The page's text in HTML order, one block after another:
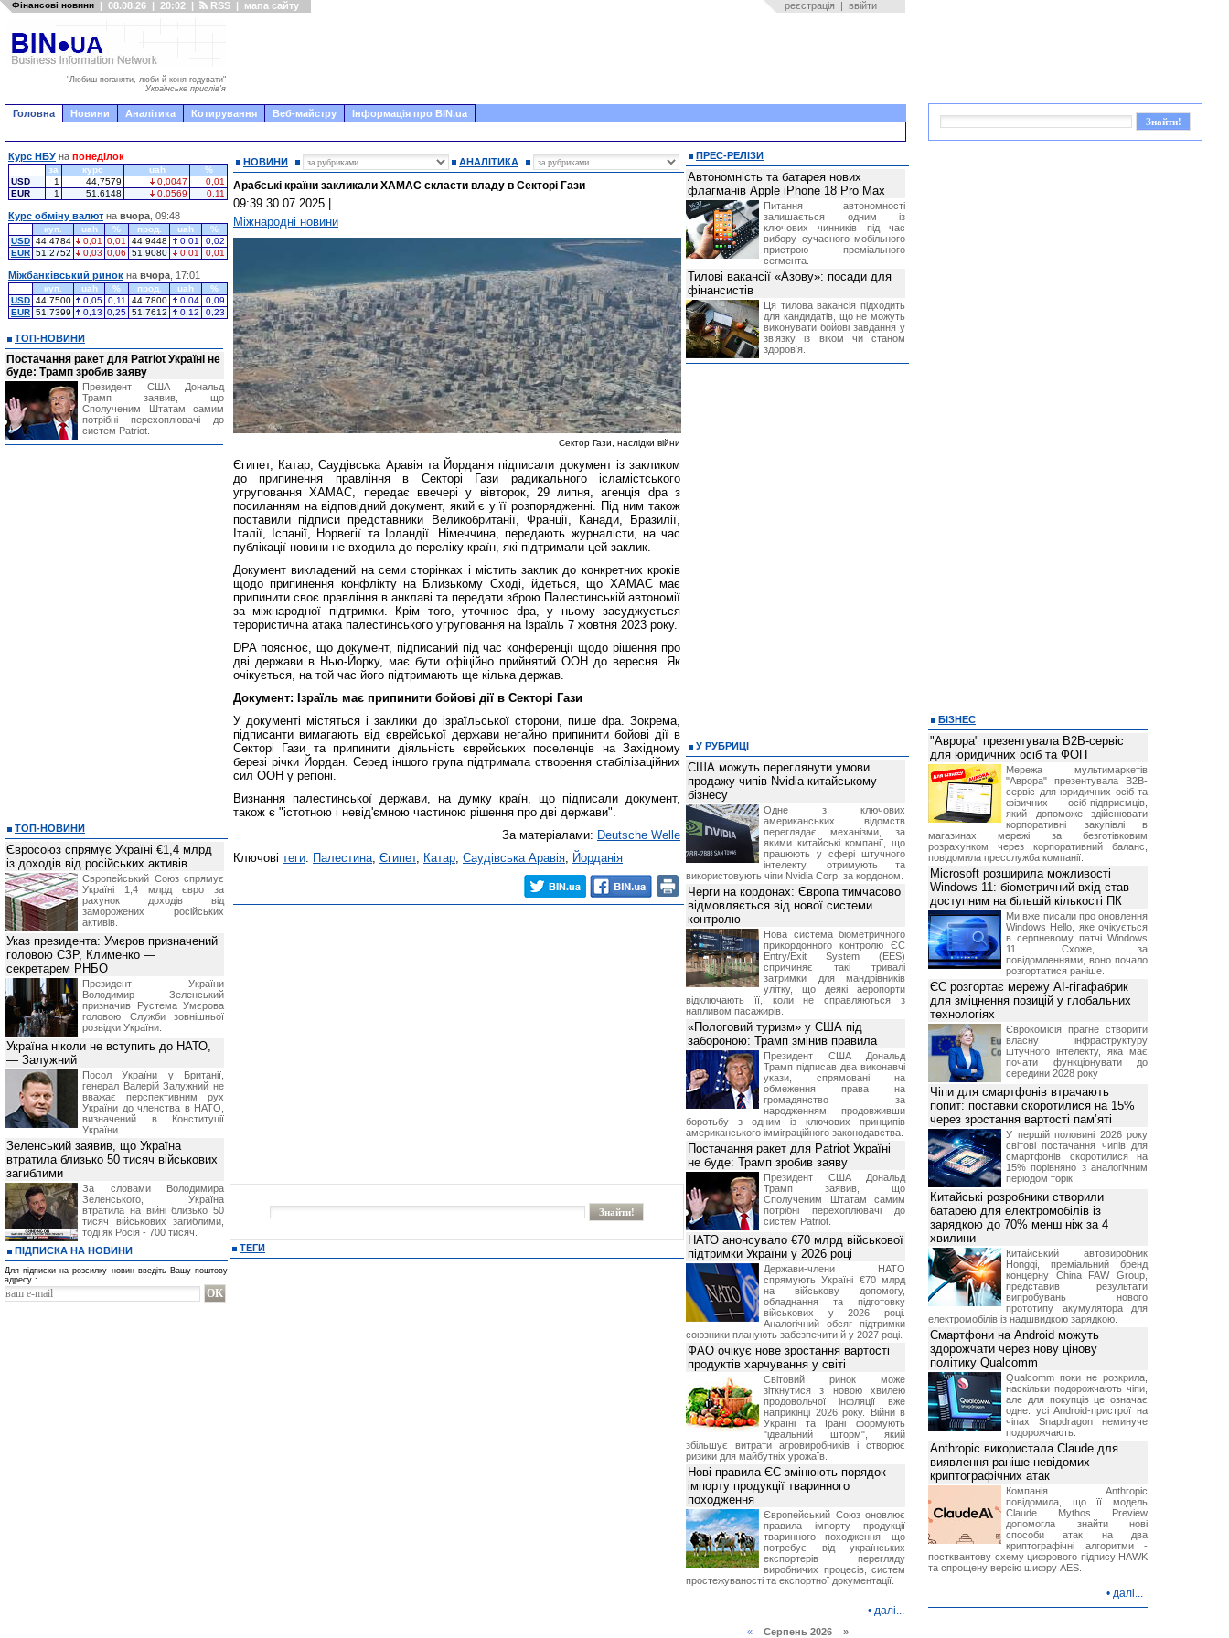
Фінансові новини | 08.08.26 | 20:02 | RSS | мапа сайту реєстрація | ввійти
"Любиш поганяти, люби й коня годувати"
Українське прислів'я
Головна Новини Аналітика Котирування Веб-майстру Інформація про BIN.ua
НОВИНИ АНАЛІТИКА
Арабські країни закликали ХАМАС скласти владу в Секторі Гази
09:39 30.07.2025
Міжнародні новини
Сектор Гази, наслідки війни
Єгипет, Катар, Саудівська Аравія та Йорданія підписали документ із закликом
до припинення правління в Секторі Гази радикального ісламістського
угруповання ХАМАС, передає ввечері у вівторок, 29 липня, агенція dpa з
посиланням на відповідний документ, який є у її розпорядженні. Під ним також
поставили підписи представники Великобританії, Франції, Канади, Бразилії,
Італії, Іспанії, Норвегії та Ірландії. Німеччина, передають журналісти, на час
публікації новини не входила до переліку країн, які підтримали цей заклик.
Документ викладений на семи сторінках і містить заклик до конкретних кроків
щодо припинення конфлікту на Близькому Сході, йдеться, що ХАМАС має
припинити своє правління в анклаві та передати зброю Палестинській автономії
за міжнародної підтримки. Крім того, уточнює dpa, у ньому засуджується
терористична атака палестинського угруповання на Ізраїль 7 жовтня 2023 року.
DPA пояснює, що документ, підписаний під час конференції щодо рішення про
дві держави в Нью-Йорку, має бути офіційно прийнятий ООН до вересня. Як
очікується, на той час його підтримають ще кілька держав.
Документ: Ізраїль має припинити бойові дії в Секторі Гази
У документі містяться і заклики до ізраїльської сторони, пише dpa. Зокрема,
підписанти вимагають від єврейської держави негайно припинити бойові дії в
Секторі Гази та припинити діяльність єврейських поселенців на Західному
березі річки Йордан. Серед іншого група підтримала створення стабілізаційних
сил ООН у регіоні.
Визнання палестинської держави, на думку країн, що підписали документ,
також є "істотною і невід'ємною частиною рішення про дві держави".
За матеріалами: Deutsche Welle
Ключові теги: Палестина, Єгипет, Катар, Саудівська Аравія, Йорданія
ТЕГИ
Курс НБУ на понеділок
за курс uah
%
USD
1 44,7579 0,0047
0,01
EUR
1 51,6148 0,0569 0,11
Курс обміну валют на вчора , 09:48
куп. uah % прод. uah
%
USD 44,4784 0,01 0,01 44,9448 0,01
0,02
EUR 51,2752 0,03 0,06 51,9080 0,01 0,01
Міжбанківський ринок на вчора , 17:01
куп. uah % прод. uah
%
USD 44,7500 0,05 0,11 44,7800 0,04
0,09
EUR 51,7399 0,13 0,25 51,7612 0,12 0,23
ТОП-НОВИНИ
Постачання ракет для Patriot Україні не
буде: Трамп зробив заяву
Президент США Дональд
Трамп заявив, що
Сполученим Штатам самим
потрібні перехоплювачі до
систем Patriot.
ТОП-НОВИНИ
Євросоюз спрямує Україні €1,4 млрд
із доходів від російських активів
Європейський Союз спрямує
Україні 1,4 млрд євро за
рахунок доходів від
заморожених російських
активів.
Указ президента: Умєров призначений
головою СЗР, Клименко —
секретарем РНБО
Президент України
Володимир Зеленський
призначив Pустема Умєрова
головою Служби зовнішньої
розвідки України.
Україна ніколи не вступить до НАТО,
— Залужний
Посол України у Британії,
генерал Валерій Залужний не
вважає перспективним рух
України до членства в НАТО,
визначений в Конституції
України.
Зеленський заявив, що Україна
втратила близько 50 тисяч військових
загиблими
За словами Володимира
Зеленського, Україна
втратила на війні близько 50
тисяч військових загиблими,
тоді як Росія - 700 тисяч.
ПІДПИСКА НА НОВИНИ
Для підписки на розсилку новин введіть Вашу поштову
адресу :
ПРЕС-РЕЛІЗИ
Автономність та батарея нових
флагманів Apple iPhone 18 Pro Max
Питання автономності
залишається одним із
ключових чинників під час
вибору сучасного мобільного
пристрою преміального
сегмента.
Тилові вакансії «Азову»: посади для
фінансистів
Ця тилова вакансія підходить
для кандидатів, що не можуть
виконувати бойові завдання у
звʼязку із віком чи станом
здоровʼя.
У РУБРИЦІ
США можуть переглянути умови
продажу чипів Nvidia китайському
бізнесу
Одне з ключових
американських відомств
переглядає механізми, за
якими китайські компанії, що
працюють у сфері штучного
інтелекту, отримують та
використовують чіпи Nvidia Corp. за кордоном.
Черги на кордонах: Європа тимчасово
відмовляється від нової системи
контролю
Нова система біометричного
прикордонного контролю ЄС
Entry/Exit System (EES)
спричиняє такі тривалі
затримки для мандрівників
улітку, що деякі аеропорти
відключають її, коли не справляються з
напливом пасажирів.
«Пологовий туризм» у США під
забороною: Трамп змінив правила
Президент США Дональд
Трамп підписав два виконавчі
укази, спрямовані на
обмеження права на
громадянство за
народженням, продовживши
боротьбу з одним із ключових принципів
американського імміграційного законодавства.
Постачання ракет для Patriot Україні
не буде: Трамп зробив заяву
Президент США Дональд
Трамп заявив, що
Сполученим Штатам самим
потрібні перехоплювачі до
систем Patriot.
НАТО анонсувало €70 млрд військової
підтримки України у 2026 році
Держави-члени НАТО
спрямують Україні €70 млрд
на військову допомогу,
обладнання та підготовку
військових у 2026 році.
Аналогічний обсяг підтримки
союзники планують забезпечити й у 2027 році.
ФАО очікує нове зростання вартості
продуктів харчування у світі
Світовий ринок може
зіткнутися з новою хвилею
продовольчої інфляції вже
наприкінці 2026 року. Війни в
Україні та Ірані формують
"ідеальний шторм", який
збільшує витрати агровиробників і створює
ризики для майбутніх урожаїв.
Нові правила ЄС змінюють порядок
імпорту продукції тваринного
походження
Європейський Союз оновлює
правила імпорту продукції
тваринного походження, що
потребує від українських
експортерів перегляду
виробничих процесів, систем
простежуваності та експортної документації.
• далі...
«Серпень 2026 »
БІЗНЕС
"Аврора" презентувала B2B-сервіс
для юридичних осіб та ФОП
Мережа мультимаркетів
"Аврора" презентувала B2B-
сервіс для юридичних осіб та
фізичних осіб-підприємців,
який допоможе здійснювати
корпоративні закупівлі в
магазинах мережі за безготівковим
розрахунком через корпоративний баланс,
повідомила пресслужба компанії.
Microsoft розширила можливості
Windows 11: біометричний вхід став
доступним на більшій кількості ПК
Ми вже писали про оновлення
Windows Hello, яке очікується
в серпневому патчі Windows
11. Схоже, за
повідомленнями, воно почало
розгортатися раніше.
ЄС розгортає мережу AI-гігафабрик
для зміцнення позицій у глобальних
технологіях
Єврокомісія прагне створити
власну інфраструктуру
штучного інтелекту, яка має
почати функціонувати до
середини 2028 року
Чіпи для смартфонів втрачають
попит: поставки скоротилися на 15%
через зростання вартості пам’яті
У першій половині 2026 року
світові постачання чипів для
смартфонів скоротилися на
15% порівняно з аналогічним
періодом торік.
Китайські розробники створили
батарею для електромобілів із
зарядкою до 70% менш ніж за 4
хвилини
Китайський автовиробник
Hongqi, преміальний бренд
концерну China FAW Group,
представив результати
випробувань нового
прототипу акумулятора для
електромобілів із надшвидкою зарядкою.
Смартфони на Android можуть
здорожчати через нову цінову
політику Qualcomm
Qualcomm поки не розкрила,
наскільки подорожчають чіпи,
але для покупців це означає
одне: усі Android-пристрої на
чіпах Snapdragon неминуче
подорожчають.
Anthropic використала Claude для
виявлення раніше невідомих
криптографічних атак
Компанія Anthropic
повідомила, що її модель
Claude Mythos Preview
допомогла знайти нові
способи атак на два
криптографічні алгоритми -
постквантову схему цифрового підпису HAWK
та спрощену версію шифру AES.
• далі...